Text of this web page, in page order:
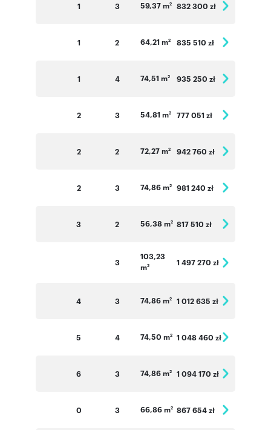
1 3 59,37 m2 832 300 zł
1 2 64,21 m2 835 510 zł
1 4 74,51 m2 935 250 zł
2 3 54,81 m2 777 051 zł
2 2 72,27 m2 942 760 zł
2 3 74,86 m2 981 240 zł
3 2 56,38 m2 817 510 zł
3
103,23
m2 1 497 270 zł
4 3 74,86 m2 1 012 635 zł
5 4 74,50 m2 1 048 460 zł
6 3 74,86 m2 1 094 170 zł
0 3 66,86 m2 867 654 zł